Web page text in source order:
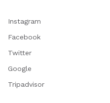
Instagram
Facebook
Twitter
Google
Tripadvisor